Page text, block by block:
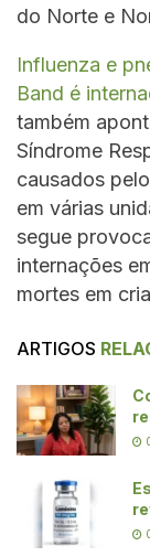
do Norte e
Influenza e
Band é
também
Síndrome
causados
em várias
segue
internações
mortes em
ARTIGOS